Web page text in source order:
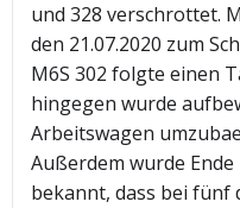
und 328 verschrottet.
den 21.07.2020 zum
M6S 302 folgte einen
hingegen wurde
Arbeitswagen
Außerdem wurde
bekannt, dass bei fünf